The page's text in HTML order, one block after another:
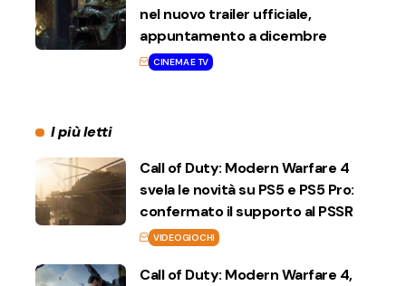
nel nuovo trailer ufficiale,
appuntamento a dicembre
CINEMA E TV
I più letti
Call of Duty: Modern Warfare 4
svela le novità su PS5 e PS5 Pro:
confermato il supporto al PSSR
VIDEOGIOCHI
Call of Duty: Modern Warfare 4,